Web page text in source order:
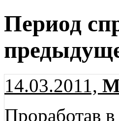
Период
14.03.2011,
Проработав